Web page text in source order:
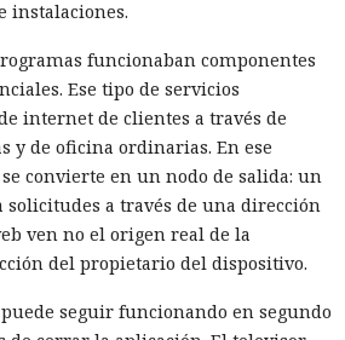
«miles de
se paralizarán el
NuGet revoca
API anuales
que replantear lo que durante
instalaciones.
funcionaban componentes
Ese tipo de servicios
internet de clientes a través de
y de oficina ordinarias. En ese
convierte en un nodo de salida: un
a través de una dirección
ven no el origen real de la
del propietario del dispositivo.
seguir funcionando en segundo